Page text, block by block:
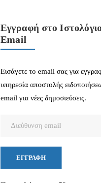
Εγγραφή στο
Email
Εισάγετε το email σας για
υπηρεσία αποστολής
email για νέες δημοσιεύσεις.
ΕΓΓΡΑΦΉ